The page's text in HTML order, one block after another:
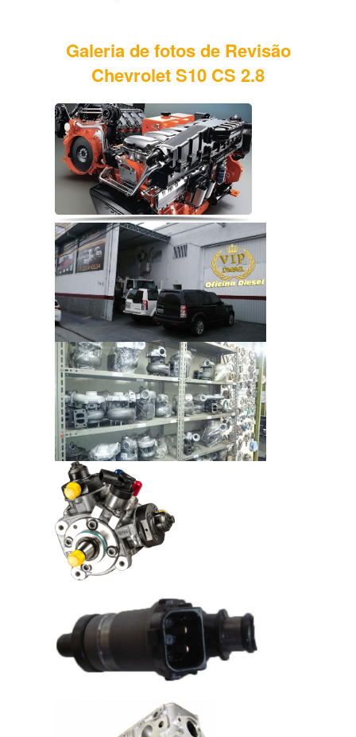
Galeria de fotos de Revisão
Chevrolet S10 CS 2.8